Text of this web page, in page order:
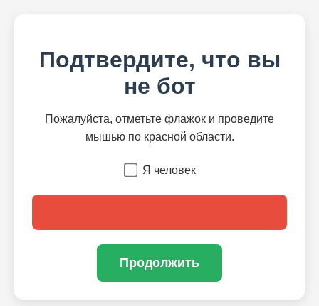
Подтвердите, что вы
не бот
Пожалуйста, отметьте флажок и проведите
мышью по красной области.
Я человек
Продолжить